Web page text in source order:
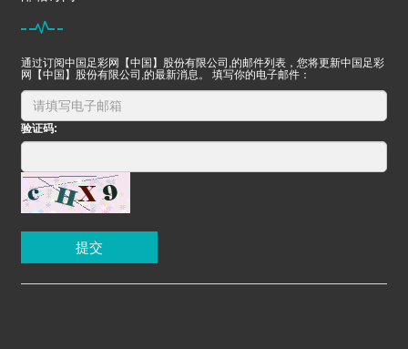
通过订阅中国足彩网【中国】股份有限公司,的邮件列表，您将更新中国足彩
网【中国】股份有限公司,的最新消息。 填写你的电子邮件：
验证码:
提交